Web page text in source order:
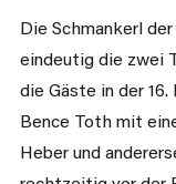
Die Schmankerl
eindeutig die zwei
die Gäste in der
Bence Toth mit
Heber und